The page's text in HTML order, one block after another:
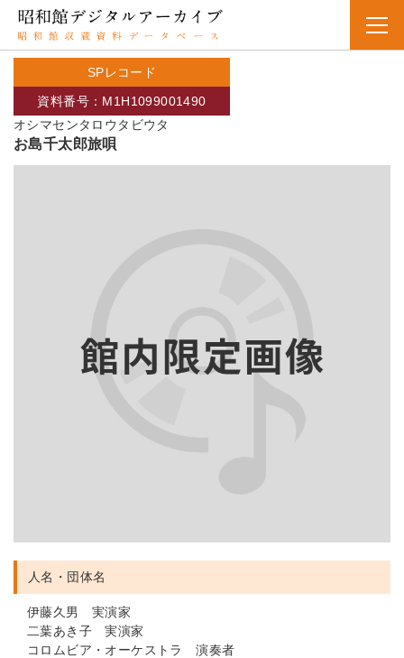
SPレコード
オシマセンタロウタビウタ
資料番号：M1H1099001490
お島千太郎旅唄
人名・団体名
伊藤久男 実演家
二葉あき子 実演家
コロムビア・オーケストラ 演奏者